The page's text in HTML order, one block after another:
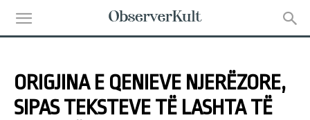
ORIGJINA E QENIEVE NJERËZORE,
SIPAS TEKSTEVE TË LASHTA TË